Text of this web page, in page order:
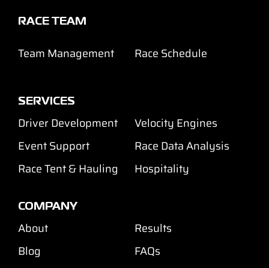
RACE TEAM
Team Management Race Schedule
SERVICES
Driver Development
Velocity Engines
Event Support
Race Data Analysis
Race Tent & Hauling
Hospitality
COMPANY
About
Results
Blog
FAQs